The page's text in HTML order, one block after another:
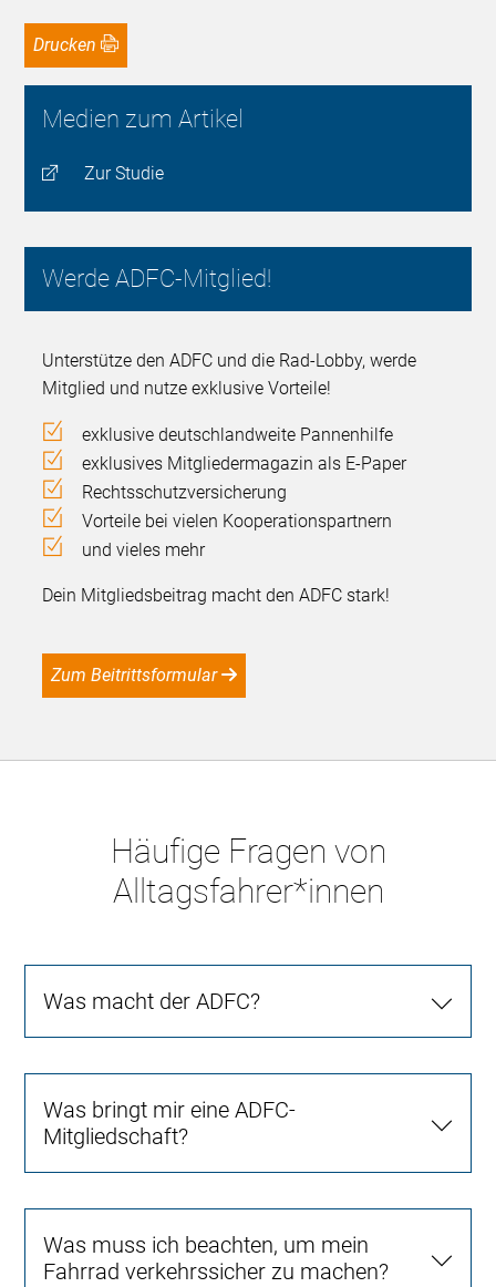
Drucken
Medien zum Artikel
Zur Studie
Werde ADFC-Mitglied!
Unterstütze den ADFC und die Rad-Lobby, werde
Mitglied und nutze exklusive Vorteile!
exklusive deutschlandweite Pannenhilfe
exklusives Mitgliedermagazin als E-Paper
Rechtsschutzversicherung
Vorteile bei vielen Kooperationspartnern
und vieles mehr
Dein Mitgliedsbeitrag macht den ADFC stark!
Zum Beitrittsformular
Häufige Fragen von
Alltagsfahrer*innen
Was macht der ADFC?
Was bringt mir eine ADFC-
Mitgliedschaft?
Was muss ich beachten, um mein
Fahrrad verkehrssicher zu machen?